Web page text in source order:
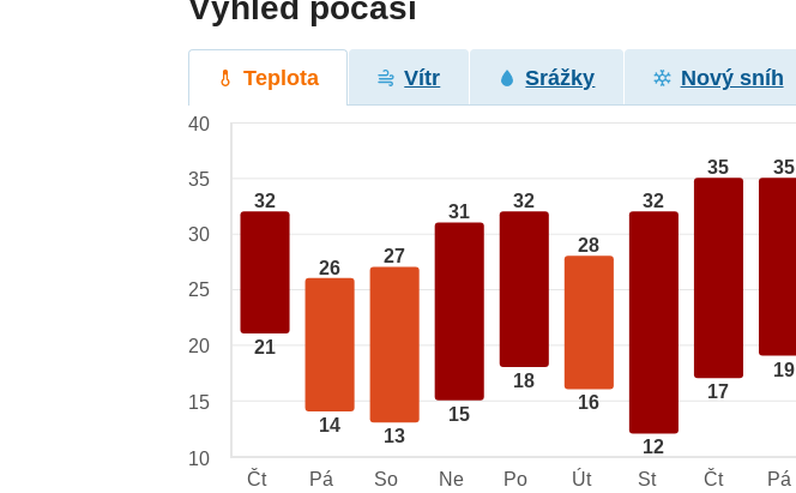
Výhled počasí
Teplota Vítr Srážky Nový sníh
32
21
26
14
27
13
31
15
32
18
28
16
32
12
35
17
35
19
40
35
30
25
20
15
10
Čt
Pá So Ne Po Út St Čt Pá